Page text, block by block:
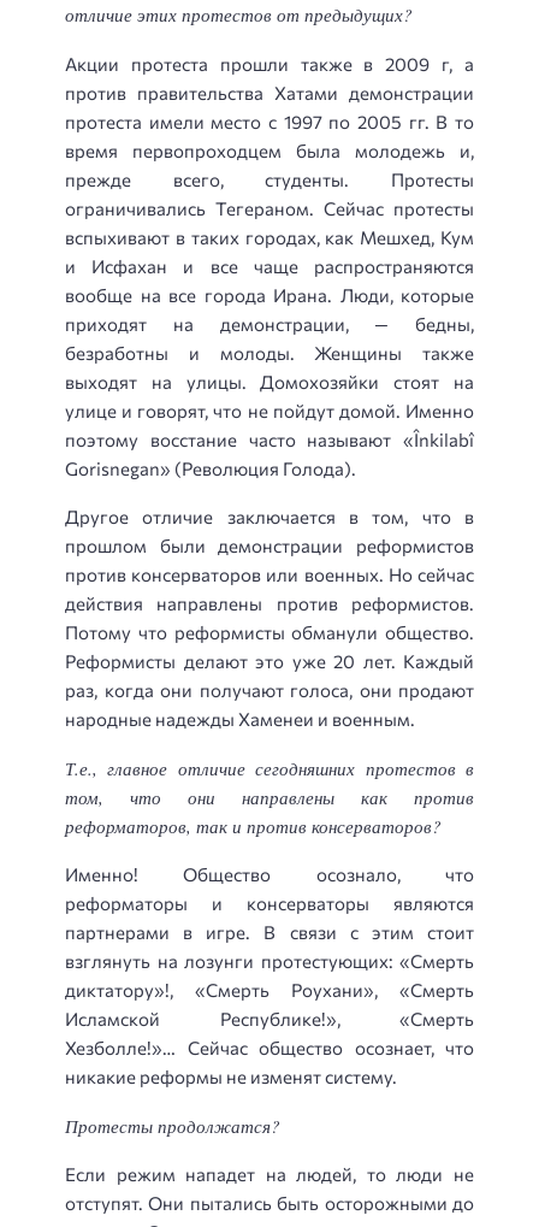
отличие этих протестов от предыдущих?
Акции протеста прошли также в 2009 г, а
против правительства Хатами демонстрации
протеста имели место с 1997 по 2005 гг. В то
время первопроходцем была молодежь и,
прежде всего, студенты. Протесты
ограничивались Тегераном. Сейчас протесты
вспыхивают в таких городах, как Мешхед, Кум
и Исфахан и все чаще распространяются
вообще на все города Ирана. Люди, которые
приходят на демонстрации, — бедны,
безработны и молоды. Женщины также
выходят на улицы. Домохозяйки стоят на
улице и говорят, что не пойдут домой. Именно
поэтому восстание часто называют «Înkilabî
Gorisnegan» (Революция Голода).
Другое отличие заключается в том, что в
прошлом были демонстрации реформистов
против консерваторов или военных. Но сейчас
действия направлены против реформистов.
Потому что реформисты обманули общество.
Реформисты делают это уже 20 лет. Каждый
раз, когда они получают голоса, они продают
народные надежды Хаменеи и военным.
Т.е., главное отличие сегодняшних протестов в
том, что они направлены как против
реформаторов, так и против консерваторов?
Именно! Общество осознало, что
реформаторы и консерваторы являются
партнерами в игре. В связи с этим стоит
взглянуть на лозунги протестующих: «Смерть
диктатору»!, «Смерть Роухани», «Смерть
Исламской Республике!», «Смерть
Хезболле!»… Сейчас общество осознает, что
никакие реформы не изменят систему.
Протесты продолжатся?
Если режим нападет на людей, то люди не
отступят. Они пытались быть осторожными до